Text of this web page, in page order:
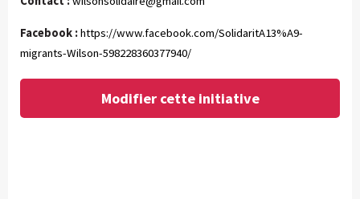
Facebook :https://www.facebook.com/SolidaritA13%A9-
migrants-Wilson-598228360377940/
Modifier cette initiative